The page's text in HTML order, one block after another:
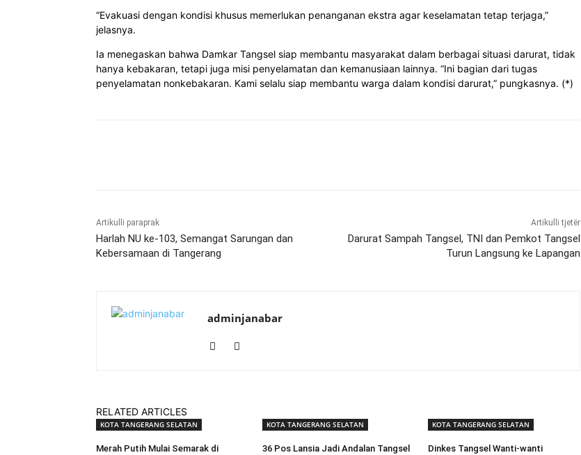
“Evakuasi dengan kondisi khusus memerlukan penanganan ekstra agar keselamatan tetap terjaga,”
jelasnya.
Ia menegaskan bahwa Damkar Tangsel siap membantu masyarakat dalam berbagai situasi darurat, tidak
hanya kebakaran, tetapi juga misi penyelamatan dan kemanusiaan lainnya. “Ini bagian dari tugas
penyelamatan nonkebakaran. Kami selalu siap membantu warga dalam kondisi darurat,” pungkasnya. (*)
Artikulli paraprak
Harlah NU ke-103, Semangat Sarungan dan
Kebersamaan di Tangerang
Artikulli tjetër
Darurat Sampah Tangsel, TNI dan Pemkot Tangsel
Turun Langsung ke Lapangan
adminjanabar
RELATED ARTICLES
KOTA TANGERANG SELATAN
Merah Putih Mulai Semarak di
KOTA TANGERANG SELATAN
36 Pos Lansia Jadi Andalan Tangsel
KOTA TANGERANG SELATAN
Dinkes Tangsel Wanti-wanti